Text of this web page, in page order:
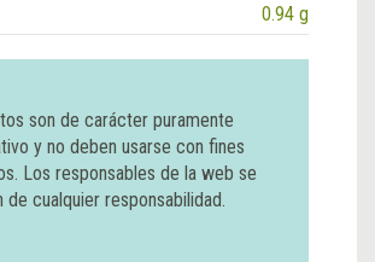
0.94 g
son de carácter puramente
y no deben usarse con fines
Los responsables de la web se
de cualquier responsabilidad.